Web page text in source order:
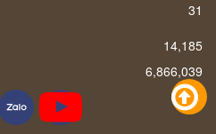
31
14,185
6,866,039